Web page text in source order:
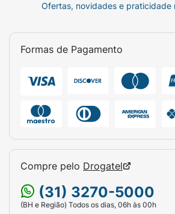
Ofertas, novidades e praticidade
Formas de Pagamento
Compre pelo Drogatel
(31) 3270-5000
(BH e Região) Todos os dias, 06h às 00h